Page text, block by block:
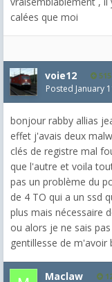
calées que moi
voie12 515
Posted January
bonjour rabby allias
effet j'avais deux
clés de registre mal
que l'autre et voila
pas un problème du
de 4 TO qui a un ssd
plus mais nécessaire
ou alors je ne sais
gentillesse de
Maclaw